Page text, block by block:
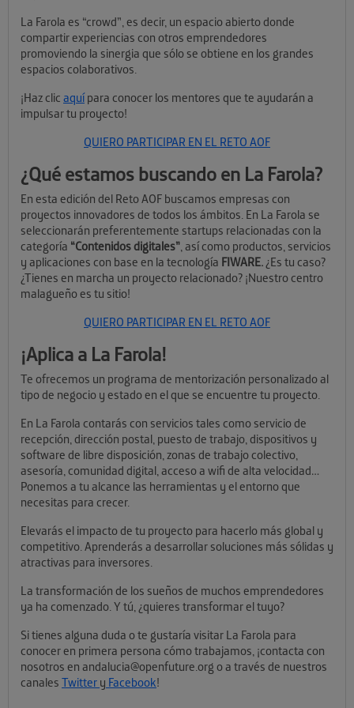
La Farola es “crowd”, es decir, un espacio abierto donde
compartir experiencias con otros emprendedores
promoviendo la sinergia que sólo se obtiene en los grandes
espacios colaborativos.
¡Haz clic aquípara conocer los mentores que te ayudarán a
impulsar tu proyecto!
QUIERO PARTICIPAR EN EL RETO AOF
¿Qué estamos buscando en La Farola?
En esta edición del Reto AOF buscamos empresas con
proyectos innovadores de todos los ámbitos. En La Farola se
seleccionarán preferentemente startups relacionadas con la
categoría “Contenidos digitales”, así como productos, servicios
y aplicaciones con base en la tecnología FIWARE. ¿Es tu caso?
¿Tienes en marcha un proyecto relacionado? ¡Nuestro centro
malagueño es tu sitio!
QUIERO PARTICIPAR EN EL RETO AOF
¡Aplica a La Farola!
Te ofrecemos un programa de mentorización personalizado al
tipo de negocio y estado en el que se encuentre tu proyecto.
En La Farola contarás con servicios tales como servicio de
recepción, dirección postal, puesto de trabajo, dispositivos y
software de libre disposición, zonas de trabajo colectivo,
asesoría, comunidad digital, acceso a wifi de alta velocidad…
Ponemos a tu alcance las herramientas y el entorno que
necesitas para crecer.
Elevarás el impacto de tu proyecto para hacerlo más global y
competitivo. Aprenderás a desarrollar soluciones más sólidas y
atractivas para inversores.
La transformación de los sueños de muchos emprendedores
ya ha comenzado. Y tú, ¿quieres transformar el tuyo?
Si tienes alguna duda o te gustaría visitar La Farola para
conocer en primera persona cómo trabajamos, ¡contacta con
nosotros en andalucia@openfuture.org o a través de nuestros
canales Twitter y Facebook!